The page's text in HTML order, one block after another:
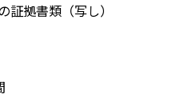
証拠書類（写し）